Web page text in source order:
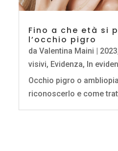
Fino a che età si
l’occhio pigro
daValentina Maini
visivi, Evidenza, In
Occhio pigro o
riconoscerlo e come